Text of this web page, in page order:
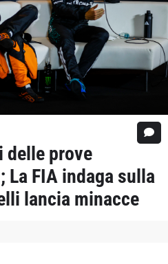
delle prove
La FIA indaga sulla
lancia minacce